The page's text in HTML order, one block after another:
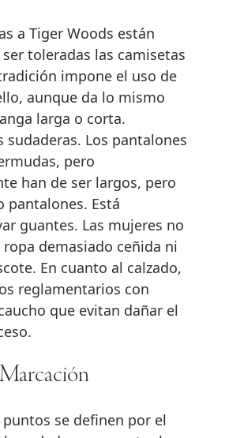
a Tiger Woods están
toleradas las camisetas
impone el uso de
aunque da lo mismo
larga o corta.
sudaderas. Los pantalones
pero
han de ser largos, pero
pantalones. Está
guantes. Las mujeres no
demasiado ceñida ni
En cuanto al calzado,
reglamentarios con
que evitan dañar el
se definen por el